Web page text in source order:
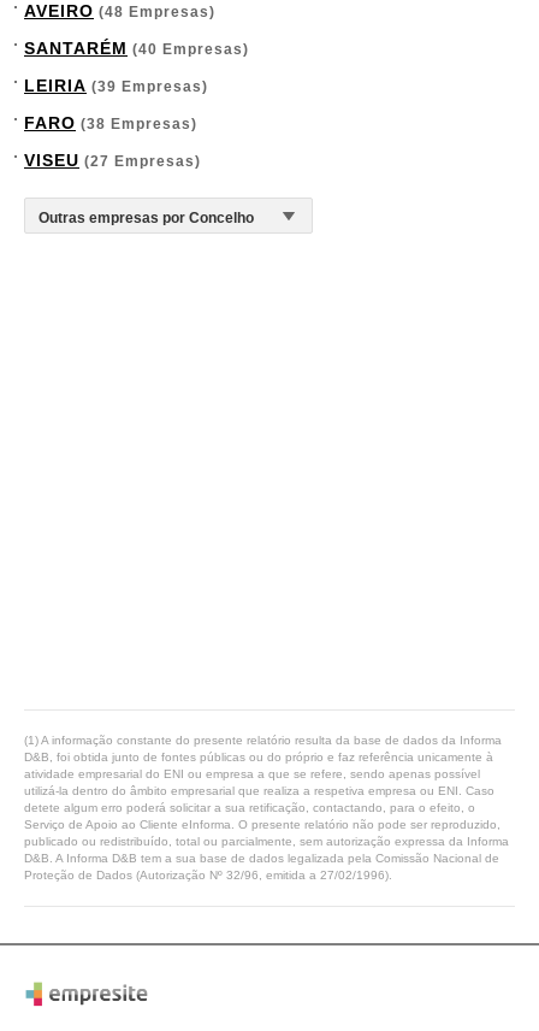
AVEIRO (48 Empresas)
SANTARÉM (40 Empresas)
LEIRIA (39 Empresas)
FARO (38 Empresas)
VISEU (27 Empresas)
(1) A informação constante do presente relatório resulta da base de dados da Informa
D&B, foi obtida junto de fontes públicas ou do próprio e faz referência unicamente à
atividade empresarial do ENI ou empresa a que se refere, sendo apenas possível
utilizá-la dentro do âmbito empresarial que realiza a respetiva empresa ou ENI. Caso
detete algum erro poderá solicitar a sua retificação, contactando, para o efeito, o
Serviço de Apoio ao Cliente eInforma. O presente relatório não pode ser reproduzido,
publicado ou redistribuído, total ou parcialmente, sem autorização expressa da Informa
D&B. A Informa D&B tem a sua base de dados legalizada pela Comissão Nacional de
Proteção de Dados (Autorização Nº 32/96, emitida a 27/02/1996).